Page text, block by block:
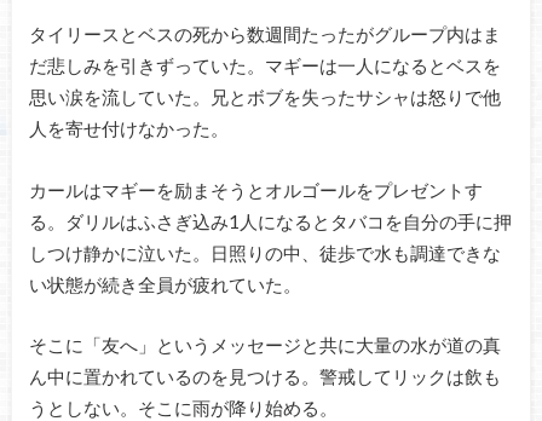
タイリースとベスの死から数週間たったがグループ内はま
だ悲しみを引きずっていた。マギーは一人になるとベスを
思い涙を流していた。兄とボブを失ったサシャは怒りで他
人を寄せ付けなかった。
カールはマギーを励まそうとオルゴールをプレゼントす
る。ダリルはふさぎ込み1人になるとタバコを自分の手に押
しつけ静かに泣いた。日照りの中、徒歩で水も調達できな
い状態が続き全員が疲れていた。
そこに「友へ」というメッセージと共に大量の水が道の真
ん中に置かれているのを見つける。警戒してリックは飲も
うとしない。そこに雨が降り始める。